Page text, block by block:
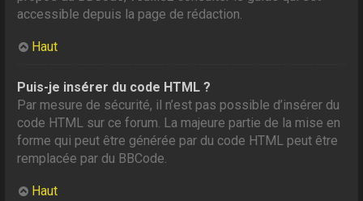
accessible depuis la page de rédaction.
Haut
Puis-je insérer du code HTML ?
Par mesure de sécurité, il n’est pas possible d’insérer du
code HTML sur ce forum. La majeure partie de la mise en
forme qui peut être générée par du code HTML peut être
remplacée par du BBCode.
Haut